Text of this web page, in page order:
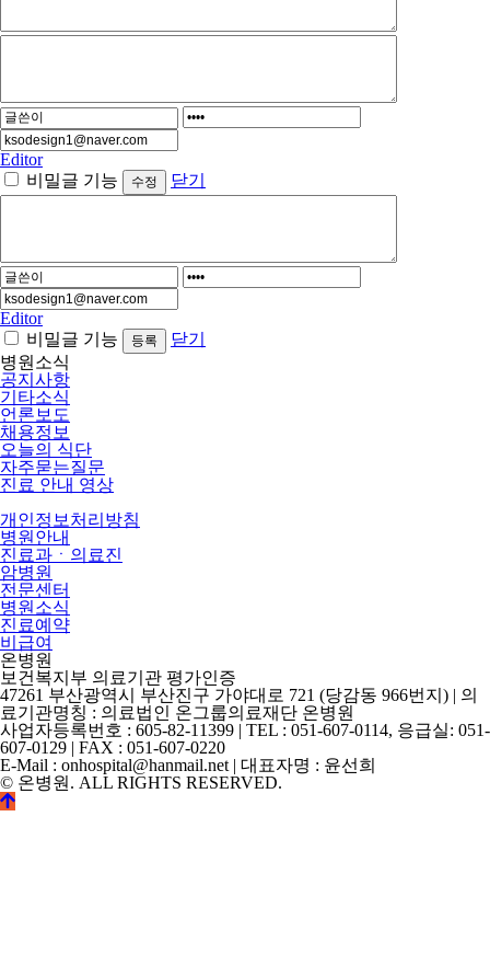
Editor
비밀글 기능
닫기
Editor
비밀글 기능
닫기
병원소식
공지사항
기타소식
언론보도
채용정보
오늘의 식단
자주묻는질문
진료 안내 영상
개인정보처리방침
병원안내
진료과ㆍ의료진
암병원
전문센터
병원소식
진료예약
비급여
온병원
보건복지부 의료기관 평가인증
47261 부산광역시 부산진구 가야대로 721 (당감동 966번지) | 의
료기관명칭 : 의료법인 온그룹의료재단 온병원
사업자등록번호 : 605-82-11399 | TEL : 051-607-0114, 응급실: 051-
607-0129 | FAX : 051-607-0220
E-Mail : onhospital@hanmail.net | 대표자명 : 윤선희
© 온병원. ALL RIGHTS RESERVED.
©
k2s0o2d0e0s1i0g1n.